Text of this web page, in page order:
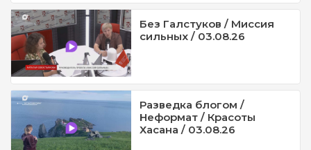
Без Галстуков / Миссия
сильных / 03.08.26
Разведка блогом /
Неформат / Красоты
Хасана / 03.08.26